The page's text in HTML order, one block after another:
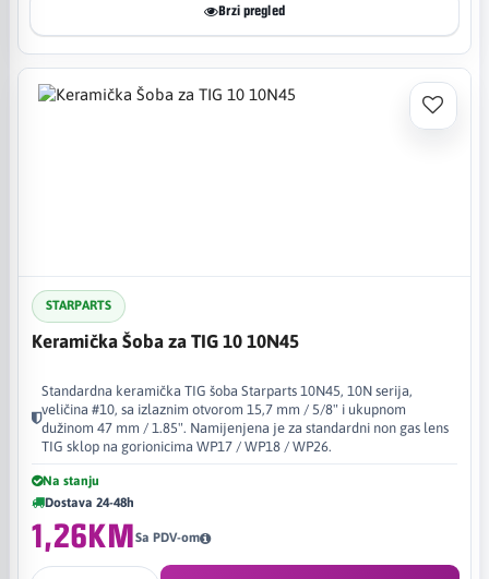
Brzi pregled
STARPARTS
Keramička Šoba za TIG 10 10N45
Standardna keramička TIG šoba Starparts 10N45, 10N serija,
veličina #10, sa izlaznim otvorom 15,7 mm / 5/8" i ukupnom
dužinom 47 mm / 1.85". Namijenjena je za standardni non gas lens
TIG sklop na gorionicima WP17 / WP18 / WP26.
Na stanju
Dostava 24-48h
1,26KMSa PDV-om